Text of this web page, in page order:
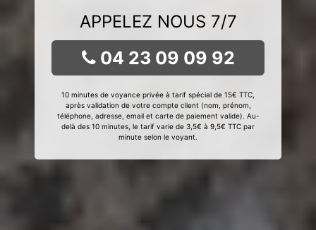
APPELEZ NOUS 7/7
04 23 09 09 92
10 minutes de voyance privée à tarif spécial de 15€ TTC,
après validation de votre compte client (nom, prénom,
téléphone, adresse, email et carte de paiement valide). Au-
delà des 10 minutes, le tarif varie de 3,5€ à 9,5€ TTC par
minute selon le voyant.